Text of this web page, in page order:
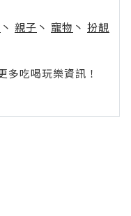
丶 親子 丶 寵物 丶 扮靚
吃喝玩樂資訊！